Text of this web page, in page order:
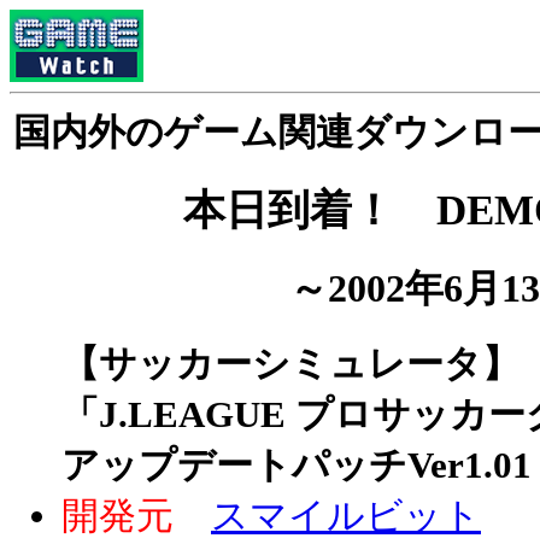
国内外のゲーム関連ダウンロ
本日到着！
～2002年6月
【サッカーシミュレータ】
「J.LEAGUE プロサッカ
アップデートパッチ
開発元 スマイルビット